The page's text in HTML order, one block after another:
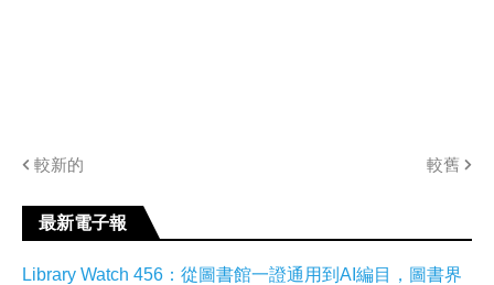
較新的 較舊
最新電子報
Library Watch 456：從圖書館一證通用到AI編目，圖書界